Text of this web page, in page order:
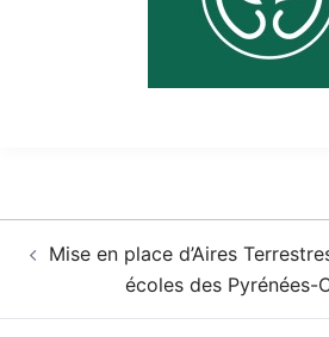
d’article
Mise en place d’Aires
écoles des Pyrénées-